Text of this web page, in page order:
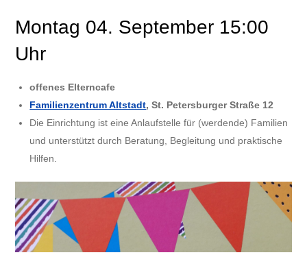
Montag 04. September 15:00
Uhr
offenes Elterncafe
Familienzentrum Altstadt, St. Petersburger Straße 12
Die Einrichtung ist eine Anlaufstelle für (werdende) Familien
und unterstützt durch Beratung, Begleitung und praktische
Hilfen.